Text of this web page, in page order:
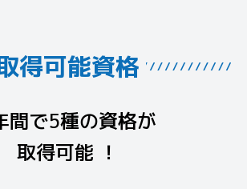
得可能資格
間で5種の資格が
取得可能 ！